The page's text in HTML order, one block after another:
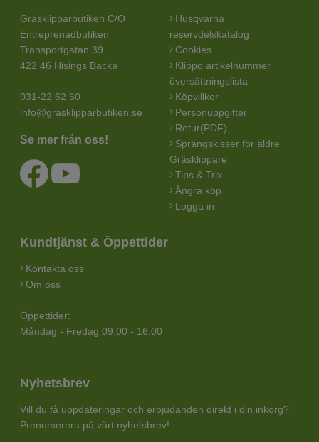
Gräsklipparbutiken C/O
Entreprenadbutiken
Transportgatan 39
422 46 Hisings Backa
031-22 62 60
info@grasklipparbutiken.se
Se mer från oss!
Husqvarna
reservdelskatalog
Cookies
Klippo artikelnummer
översättningslista
Köpvillkor
Personuppgifter
Retur(PDF)
Sprängskisser för äldre
Gräsklippare
Tips & Trix
Ångra köp
Logga in
Kundtjänst & Öppettider
Kontakta oss
Om oss
Öppettider:
Måndag - Fredag 09.00 - 16:00
Nyhetsbrev
Vill du få uppdateringar och erbjudanden direkt i din inkorg?
Prenumerera på vårt nyhetsbrev!